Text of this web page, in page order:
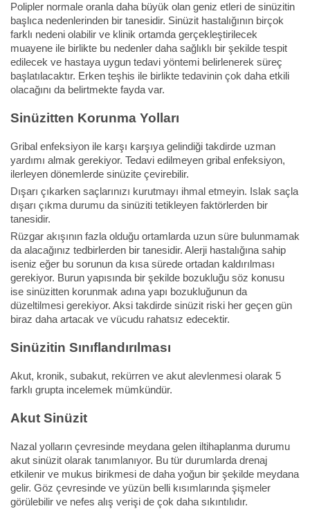
Polipler normale oranla daha büyük olan geniz etleri de sinüzitin
başlıca nedenlerinden bir tanesidir. Sinüzit hastalığının birçok
farklı nedeni olabilir ve klinik ortamda gerçekleştirilecek
muayene ile birlikte bu nedenler daha sağlıklı bir şekilde tespit
edilecek ve hastaya uygun tedavi yöntemi belirlenerek süreç
başlatılacaktır. Erken teşhis ile birlikte tedavinin çok daha etkili
olacağını da belirtmekte fayda var.
Sinüzitten Korunma Yolları
Gribal enfeksiyon ile karşı karşıya gelindiği takdirde uzman
yardımı almak gerekiyor. Tedavi edilmeyen gribal enfeksiyon,
ilerleyen dönemlerde sinüzite çevirebilir.
Dışarı çıkarken saçlarınızı kurutmayı ihmal etmeyin. Islak saçla
dışarı çıkma durumu da sinüziti tetikleyen faktörlerden bir
tanesidir.
Rüzgar akışının fazla olduğu ortamlarda uzun süre bulunmamak
da alacağınız tedbirlerden bir tanesidir. Alerji hastalığına sahip
iseniz eğer bu sorunun da kısa sürede ortadan kaldırılması
gerekiyor. Burun yapısında bir şekilde bozukluğu söz konusu
ise sinüzitten korunmak adına yapı bozukluğunun da
düzeltilmesi gerekiyor. Aksi takdirde sinüzit riski her geçen gün
biraz daha artacak ve vücudu rahatsız edecektir.
Sinüzitin Sınıflandırılması
Akut, kronik, subakut, rekürren ve akut alevlenmesi olarak 5
farklı grupta incelemek mümkündür.
Akut Sinüzit
Nazal yolların çevresinde meydana gelen iltihaplanma durumu
akut sinüzit olarak tanımlanıyor. Bu tür durumlarda drenaj
etkilenir ve mukus birikmesi de daha yoğun bir şekilde meydana
gelir. Göz çevresinde ve yüzün belli kısımlarında şişmeler
görülebilir ve nefes alış verişi de çok daha sıkıntılıdır.